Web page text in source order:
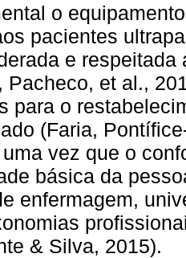
o
pacientes
e
Pacheco, et al.,
para o
(Faria,
vez que o
básica da
enfermagem,
& Silva, 2015).